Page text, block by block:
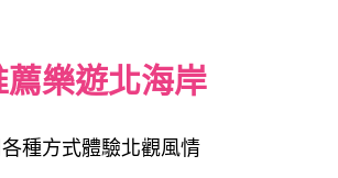
薦樂遊北海岸
種方式體驗北觀風情